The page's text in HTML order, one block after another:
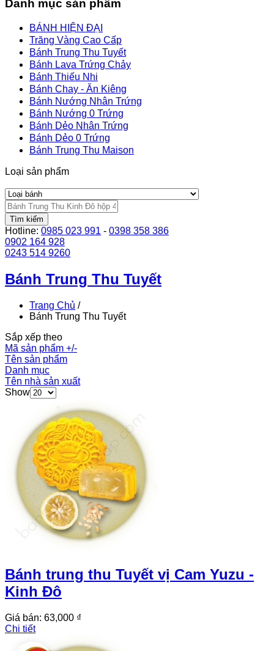
Danh mục sản phẩm
BÁNH HIỆN ĐẠI
Trăng Vàng Cao Cấp
Bánh Trung Thu Tuyết
Bánh Lava Trứng Chảy
Bánh Thiếu Nhi
Bánh Chay - Ăn Kiêng
Bánh Nướng Nhân Trứng
Bánh Nướng 0 Trứng
Bánh Dẻo Nhân Trứng
Bánh Dẻo 0 Trứng
Bánh Trung Thu Maison
Loại sản phẩm
Tìm kiếm
Hotline: 0985 023 991 - 0398 358 386
0902 164 928
0243 514 9260
Bánh Trung Thu Tuyết
Trang Chủ /
Bánh Trung Thu Tuyết
Sắp xếp theo
Mã sản phẩm +/-
Tên sản phẩm
Danh mục
Tên nhà sản xuất
Show
Bánh trung thu Tuyết vị Cam Yuzu -
Kinh Đô
Giá bán: 63,000 ₫
Chi tiết